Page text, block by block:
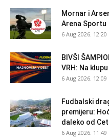
Mornar i
Arena Sportu
6 Aug 2026. 12:20
BIVŠI
VRH: Na
6 Aug 2026. 12:09
Fudbalski
premijeru:
daleko od
6 Aug 2026. 11:49